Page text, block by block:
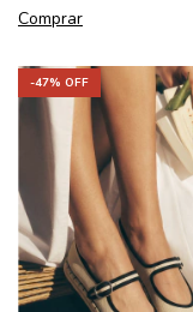
Comprar
-47% OFF